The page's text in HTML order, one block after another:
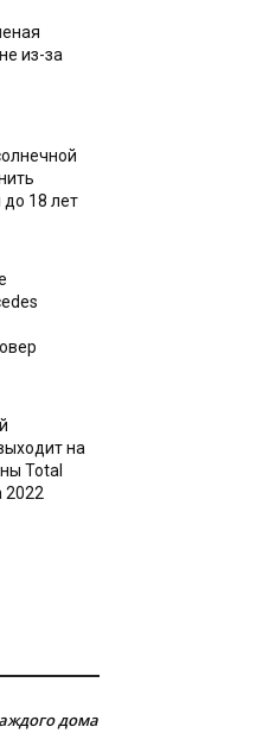
из-за
18 лет
на
Total
2022
дома